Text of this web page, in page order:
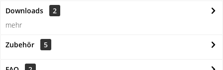
Downloads
2
mehr
Zubehör 5